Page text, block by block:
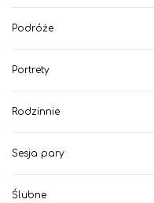
Podróże
Portrety
Rodzinnie
Sesja pary
Ślubne